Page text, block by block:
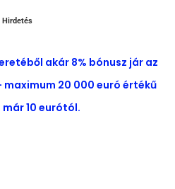
Hirdetés
akár 8% bónusz jár az
20 000 euró értékű
már 10 eurótól.